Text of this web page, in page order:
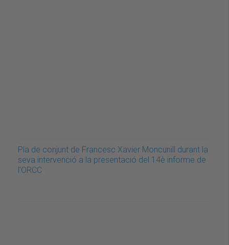
Pla de conjunt de Francesc Xavier Moncunill durant la
seva intervenció a la presentació del 14è informe de
l'ORCC